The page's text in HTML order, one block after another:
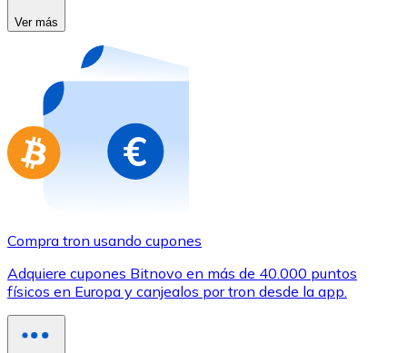
Compra tarjetas regalo de tus marcas favoritas con
Ir a la tienda de tarjetas regalo
Ver más
Compra tron usando cupones
Adquiere cupones Bitnovo en más de 40.000 puntos
físicos en Europa y canjealos por tron desde la app.